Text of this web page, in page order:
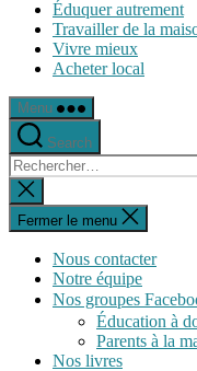
Éduquer autrement
Travailler de la
Vivre mieux
Acheter local
Menu
Search
Rechercher :
Fermer
la
recherche
Fermer le menu
Nous contacter
Notre équipe
Nos groupes
Éducation à
Parents à la
Nos livres